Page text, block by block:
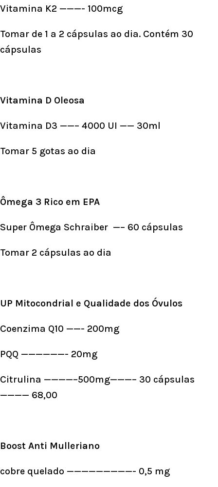
Vitamina K2 ———- 100mcg
Tomar de 1 a 2 cápsulas ao dia. Contém 30
cápsulas
Vitamina D Oleosa
Vitamina D3 ——– 4000 UI —— 30ml
Tomar 5 gotas ao dia
Ômega 3 Rico em EPA
Super Ômega Schraiber —– 60 cápsulas
Tomar 2 cápsulas ao dia
UP Mitocondrial e Qualidade dos Óvulos
Coenzima Q10 ——- 200mg
PQQ ——————- 20mg
Citrulina ————–500mg———– 30 cápsulas
———— 68,00
Boost Anti Mulleriano
cobre quelado —————————- 0,5 mg